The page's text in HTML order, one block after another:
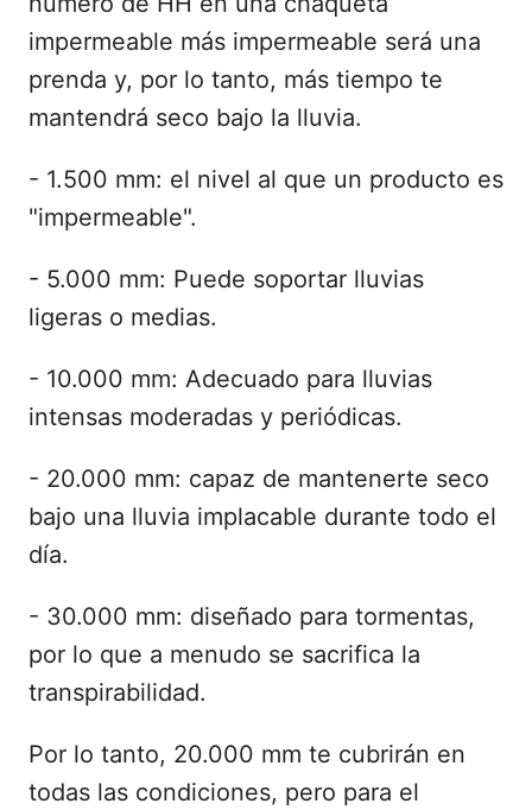
impermeable más impermeable será una
prenda y, por lo tanto, más tiempo te
mantendrá seco bajo la lluvia.
- 1.500 mm: el nivel al que un producto es
"impermeable".
- 5.000 mm: Puede soportar lluvias
ligeras o medias.
- 10.000 mm: Adecuado para lluvias
intensas moderadas y periódicas.
- 20.000 mm: capaz de mantenerte seco
bajo una lluvia implacable durante todo el
día.
- 30.000 mm: diseñado para tormentas,
por lo que a menudo se sacrifica la
transpirabilidad.
Por lo tanto, 20.000 mm te cubrirán en
todas las condiciones, pero para el